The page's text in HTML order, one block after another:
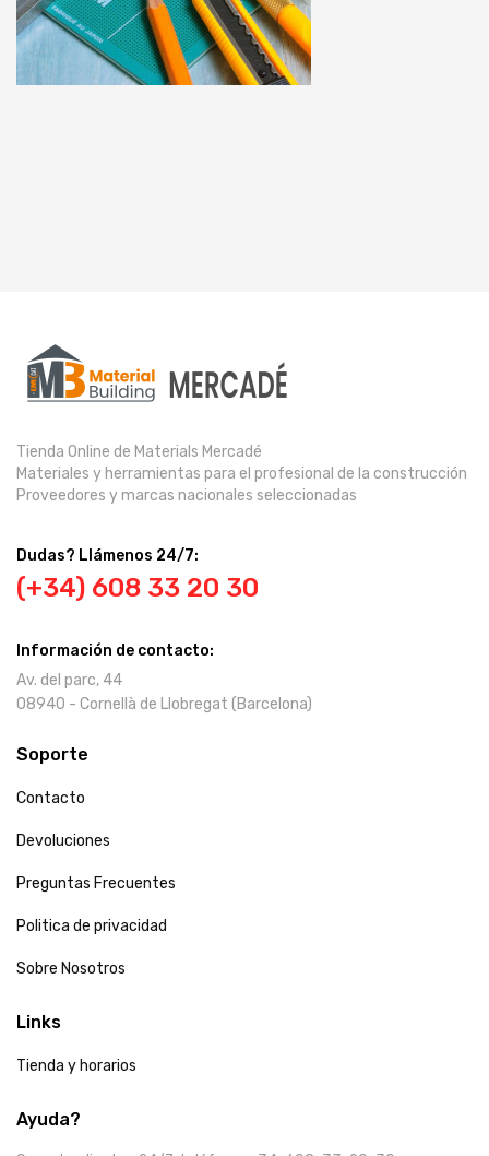
Tienda Online de Materials Mercadé
Materiales y herramientas para el profesional de la construcción
Proveedores y marcas nacionales seleccionadas
Dudas? Llámenos 24/7:
(+34) 608 33 20 30
Información de contacto:
Av. del parc, 44
08940 - Cornellà de Llobregat (Barcelona)
Soporte
Contacto
Devoluciones
Preguntas Frecuentes
Politica de privacidad
Sobre Nosotros
Links
Tienda y horarios
Ayuda?